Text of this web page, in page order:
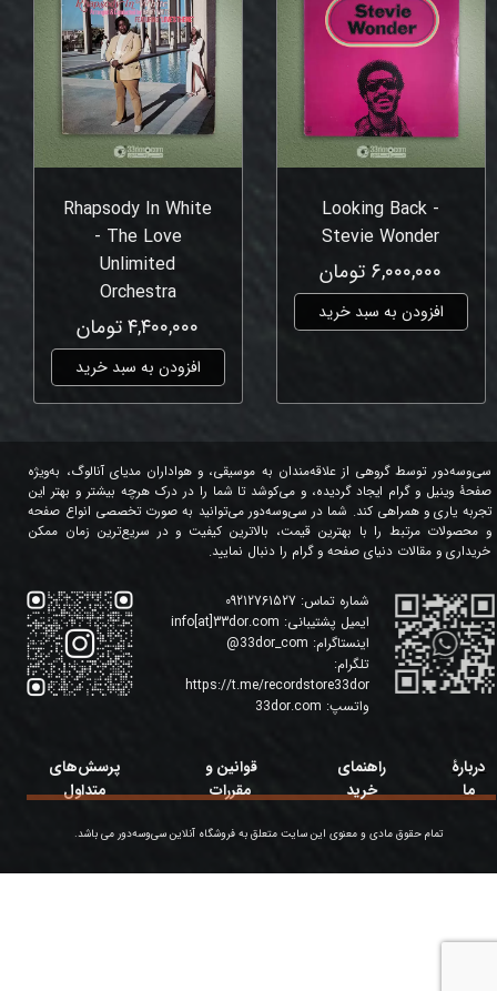
Looking Back -
Stevie Wonder
۶,۰۰۰,۰۰۰ تومان
افزودن به سبد خرید
Rhapsody In White
- The Love
Unlimited
Orchestra
۴,۴۰۰,۰۰۰ تومان
افزودن به سبد خرید
شماره تماس:
ایمیل پشتیبانی: info[at]33dor.com
اینستاگرام: 33dor_com
@
تلگرام:
https://t.me/recordstore33dor
واتسپ: 33dor.com
سی‌وسه‌دور توسط گروهی از علاقه‌مندان به موسیقی، و هواداران مدیای آنالوگ، به‌ویژه
صفحۀ وینیل و گرام ایجاد گردیده، و می‌کوشد تا شما را در درک هرچه بیشتر و بهتر این
تجربه یاری و همراهی کند. شما در سی‌وسه‌دور می‌توانید به صورت تخصصی انواع صفحه
و محصولات مرتبط را با بهترین قیمت، بالاترین کیفیت و در سریع‌ترین زمان ممکن
خریداری و مقالات دنیای صفحه و گرام را دنبال نمایید.
تمام حقوق مادی و معنوی این سایت متعلق به فروشگاه آنلاین سی‌وسه‌دور می باشد.
دربارۀ
ما
قوانین و
مقررات
پرسش‌های
متداول
راهنمای
خرید